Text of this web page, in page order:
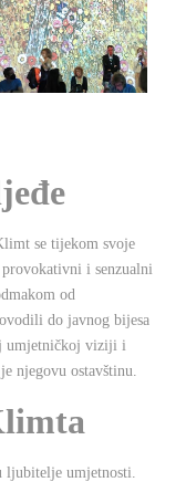
se tijekom svoje
i senzualni
od
do javnog bijesa
umjetničkoj viziji i
njegovu ostavštinu.
umjetnosti.